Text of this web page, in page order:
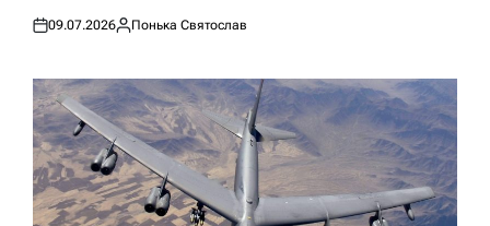
Оприлюднено
09.07.2026
Опубліковано
Понька Святослав